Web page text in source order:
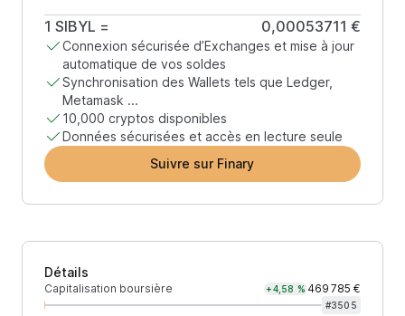
1 SIBYL = 0,00053711 €
Connexion sécurisée d’Exchanges et mise à jour
automatique de vos soldes
Synchronisation des Wallets tels que Ledger,
Metamask ...
10,000 cryptos disponibles
Données sécurisées et accès en lecture seule
Suivre sur Finary
Détails
Capitalisation boursière +4,58 % 469 785 €
#3505